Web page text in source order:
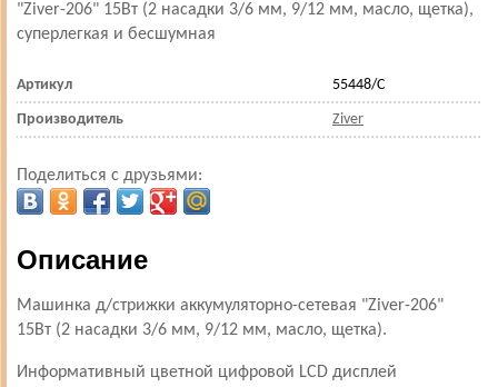
"Ziver-206" 15Вт (2 насадки 3/6 мм, 9/12 мм, масло, щетка),
суперлегкая и бесшумная
Артикул 55448/С
Производитель Ziver
Поделиться с друзьями:
Описание
Машинка д/стрижки аккумуляторно-сетевая "Ziver-206"
15Вт (2 насадки 3/6 мм, 9/12 мм, масло, щетка).
Информативный цветной цифровой LCD дисплей